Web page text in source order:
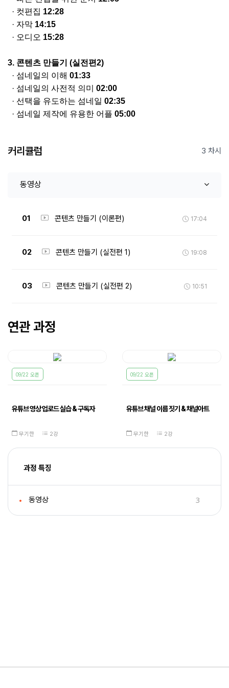
· 컷편집 12:28
· 자막 14:15
· 오디오 15:28
3. 콘텐츠 만들기 (실전편2)
· 섬네일의 이해 01:33
· 섬네일의 사전적 의미 02:00
· 선택을 유도하는 섬네일 02:35
· 섬네일 제작에 유용한 어플 05:00
커리큘럼 3 차시
동영상
01 콘텐츠 만들기 (이론편) 17:04
02 콘텐츠 만들기 (실전편 1) 19:08
03 콘텐츠 만들기 (실전편 2) 10:51
연관 과정
09/22 오픈
유튜브 영상 업로드 실습 & 구독자
무기한 2강
09/22 오픈
유튜브 채널 이름 짓기 & 채널아트
무기한 2강
과정 특징
동영상 3